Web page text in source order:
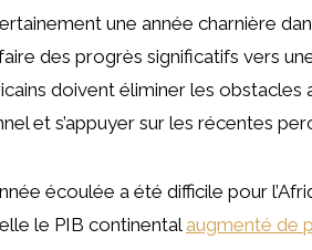
une année charnière
des progrès significatifs vers
doivent éliminer les obstacles
et s’appuyer sur les récentes
écoulée a été difficile pour
le PIB continentalaugmenté de